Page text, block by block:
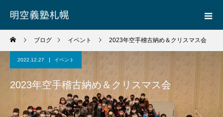
ブログ イベント 2023年空手稽古納め＆クリスマス会
2022.12.27 イベント
2023年空手稽古納め＆クリスマス会